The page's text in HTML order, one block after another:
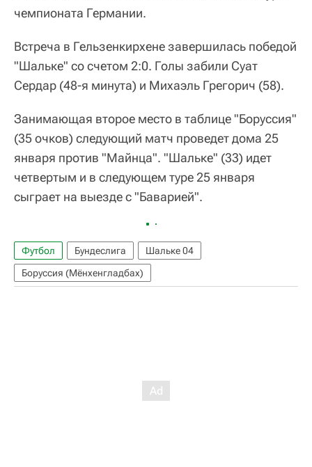
чемпионата Германии.
Встреча в Гельзенкирхене завершилась победой
"Шальке" со счетом 2:0. Голы забили Суат
Сердар (48-я минута) и Михаэль Грегорич (58).
Занимающая второе место в таблице "Боруссия"
(35 очков) следующий матч проведет дома 25
января против "Майнца". "Шальке" (33) идет
четвертым и в следующем туре 25 января
сыграет на выезде с "Баварией".
Футбол Бундеслига
Шальке 04
Боруссия (Мёнхенгладбах)